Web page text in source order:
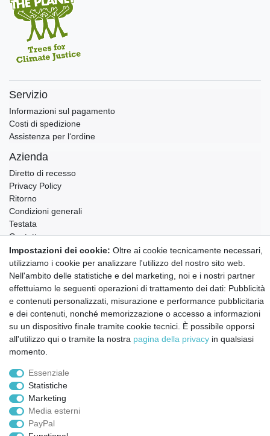
Servizio
Informazioni sul pagamento
Costi di spedizione
Assistenza per l‘ordine
Azienda
Diretto di recesso
Privacy Policy
Ritorno
Condizioni generali
Testata
Contatto
Annullare l'ordine
Notizie sui materiali Montessori e sull'educazione
Montessori.
Informazioni settimanali gratuite
Confermo di aver preso visione della: policy. Il mio accordo può essere revocato
in qualsiasi momento.
© Copyright 2026 | Tutti i diritti riservati.
Impostazioni dei cookie: Oltre ai cookie tecnicamente necessari,
utilizziamo i cookie per analizzare l'utilizzo del nostro sito web.
Nell'ambito delle statistiche e del marketing, noi e i nostri partner
effettuiamo le seguenti operazioni di trattamento dei dati: Pubblicità
e contenuti personalizzati, misurazione e performance pubblicitaria
e dei contenuti, nonché memorizzazione o accesso a informazioni
su un dispositivo finale tramite cookie tecnici. È possibile opporsi
all'utilizzo qui o tramite la nostra pagina della privacy in qualsiasi
momento.
Essenziale
Statistiche
Marketing
Media esterni
PayPal